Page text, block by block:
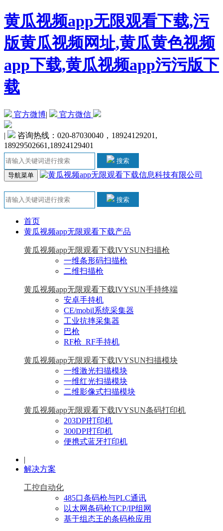
黄瓜视频app无限观看下载,污
版黄瓜视频网址,黄瓜黄色视频
app下载,黄瓜视频app污污版下
载
官方微博| 官方微信
|
咨询热线：020-87030040，18924129201,
18929502661,18924129401
搜索
导航菜单
搜索
首页
黄瓜视频app无限观看下载产品
黄瓜视频app无限观看下载IVYSUN扫描枪
一维条形码扫描枪
二维扫描枪
黄瓜视频app无限观看下载IVYSUN手持终端
安卓手持机
CE/mobil系统采集器
工业抗摔采集器
巴枪
RF枪_RF手持机
黄瓜视频app无限观看下载IVYSUN扫描模块
一维激光扫描模块
一维红光扫描模块
二维影像式扫描模块
黄瓜视频app无限观看下载IVYSUN条码打印机
203DPI打印机
300DPI打印机
便携式蓝牙打印机
|
解决方案
工控自动化
485口条码枪与PLC通讯
以太网条码枪TCP/IP组网
基于组态王的条码枪应用